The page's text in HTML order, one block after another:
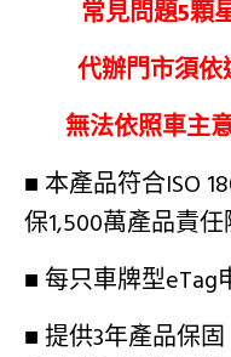
常見問題5顆
代辦門市須依
無法依照車主
■ 本產品符合ISO
保1,500萬產品責任
■ 每只車牌型eTag
■ 提供3年產品保